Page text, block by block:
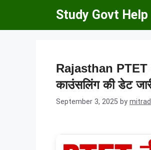
Study Govt Help
Rajasthan PTET
काउंसलिंग की डेट
September 3, 2025 by